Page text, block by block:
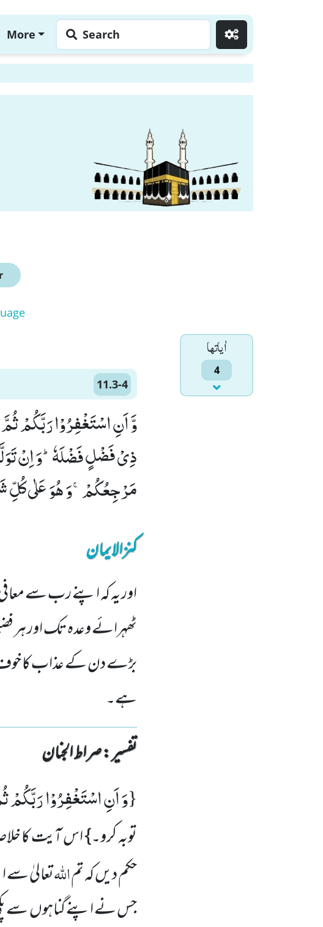
More Search
اٰياتها
4
11.3-4
وَّ اَنِ اسْتَغْفِرُوْا رَبَّكُمْ
مَرْجِعُكُمْۚ-وَ هُوَ عَلٰى كُلِّ
کنزالایمان
اور یہ کہ اپنے رب سے
ٹھہرائے وعدہ تک اور ہر
بڑے دن کے عذاب کا خوف
ہے۔
تفسیر : ‎صراط الجنان
{وَ اَنِ اسْتَغْفِرُوْا رَبَّكُمْ
توبہ کرو۔} اس آیت کا
حکم دیں کہ تماللہتعالیٰ سے
جس نے اپنے گناہوں سے